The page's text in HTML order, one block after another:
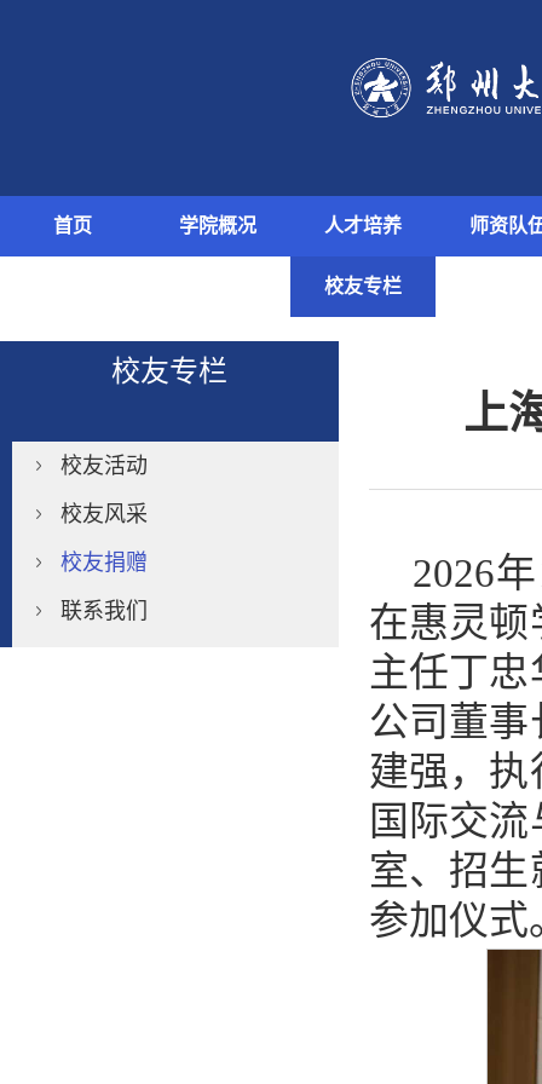
首页 学院概况 人才培养 师资队
校友专栏
校友专栏
校友活动
校友风采
校友捐赠
联系我们
上
2026
在惠灵顿
主任丁
公司董
建强，
国际交
室、招
参加仪式